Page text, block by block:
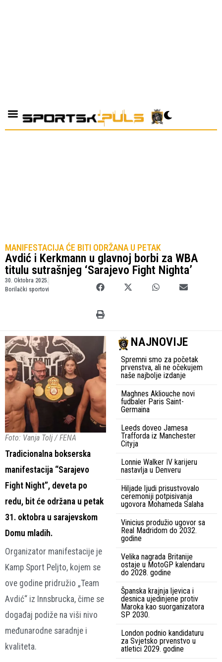
MANIFESTACIJA ĆE BITI ODRŽANA U PETAK
Avdić i Kerkmann u glavnoj borbi za WBA
titulu sutrašnjeg ‘Sarajevo Fight Nighta’
30. Oktobra 2025.
Borilački sportovi
Foto: Vanja Tolj / FENA
Tradicionalna bokserska
manifestacija “Sarajevo
Fight Night”, deveta po
redu, bit će održana u petak
31. oktobra u sarajevskom
Domu mladih.
Organizator manifestacije je
Kamp Sport Peljto, kojem se
ove godine pridružio „Team
Avdić“ iz Innsbrucka, čime se
događaj podiže na viši nivo
međunarodne saradnje i
kvaliteta.
NAJNOVIJE
Spremni smo za početak
prvenstva, ali ne očekujem
naše najbolje izdanje
Maghnes Akliouche novi
fudbaler Paris Saint-
Germaina
Leeds doveo Jamesa
Trafforda iz Manchester
Cityja
Lonnie Walker IV karijeru
nastavlja u Denveru
Hiljade ljudi prisustvovalo
ceremoniji potpisivanja
ugovora Mohameda Salaha
Vinicius produžio ugovor sa
Real Madridom do 2032.
godine
Velika nagrada Britanije
ostaje u MotoGP kalendaru
do 2028. godine
Španska krajnja ljevica i
desnica ujedinjene protiv
Maroka kao suorganizatora
SP 2030.
London podnio kandidaturu
za Svjetsko prvenstvo u
atletici 2029. godine